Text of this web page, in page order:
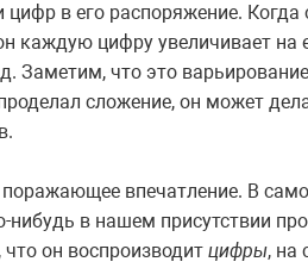
в его распоряжение. Когда
каждую цифру увеличивает на
Заметим, что это
сложение, он может
впечатление. В
нибудь в нашем присутствии
он воспроизводит цифры, на